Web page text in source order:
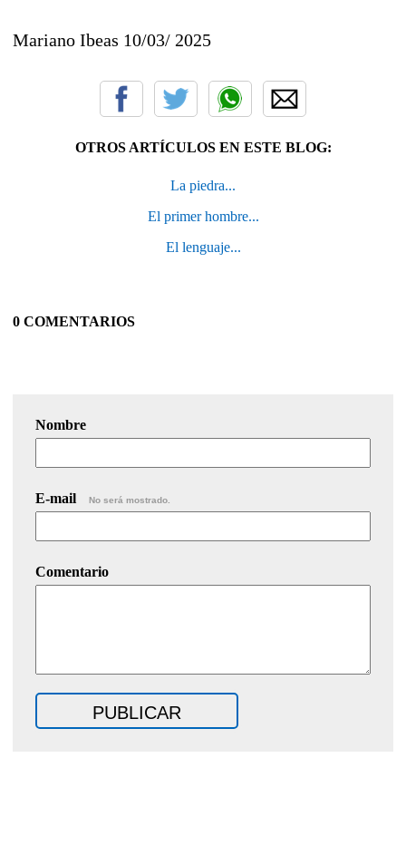
Mariano Ibeas 10/03/ 2025
OTROS ARTÍCULOS EN ESTE BLOG:
La piedra...
El primer hombre...
El lenguaje...
0 COMENTARIOS
Nombre
E-mail No será mostrado.
Comentario